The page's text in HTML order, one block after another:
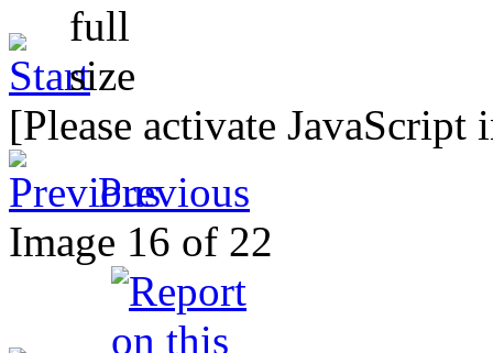
[Please activate
Previous
Image 16 of 22